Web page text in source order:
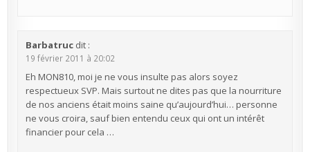
Barbatruc dit :
19 février 2011 à 20:02
Eh MON810, moi je ne vous insulte pas alors soyez
respectueux SVP. Mais surtout ne dites pas que la nourriture
de nos anciens était moins saine qu’aujourd’hui… personne
ne vous croira, sauf bien entendu ceux qui ont un intérêt
financier pour cela …